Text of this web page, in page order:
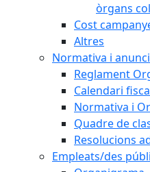
òrgans
Cost
Altres
Normativa i
Reglament
Calendari
Normativa i
Quadre de
Resolucions
Empleats/des